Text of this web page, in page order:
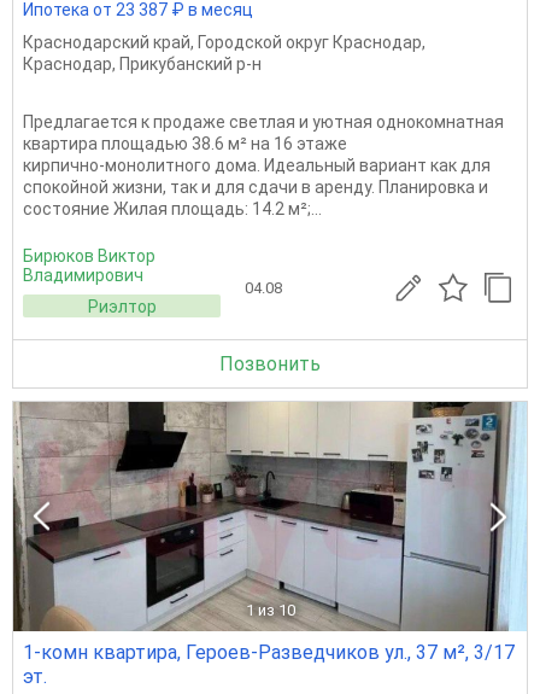
Ипотека от 23 387 ₽ в месяц
Краснодарский край, Городской округ Краснодар,
Краснодар, Прикубанский р-н
Предлагается к продаже светлая и уютная однокомнатная
квартира площадью 38.6 м² на 16 этаже
кирпично‑монолитного дома. Идеальный вариант как для
спокойной жизни, так и для сдачи в аренду. Планировка и
состояние Жилая площадь: 14.2 м²;...
Бирюков Виктор
Владимирович
Риэлтор
04.08
Позвонить
1 из 10
1-комн квартира, Героев-Разведчиков ул., 37 м², 3/17
эт.